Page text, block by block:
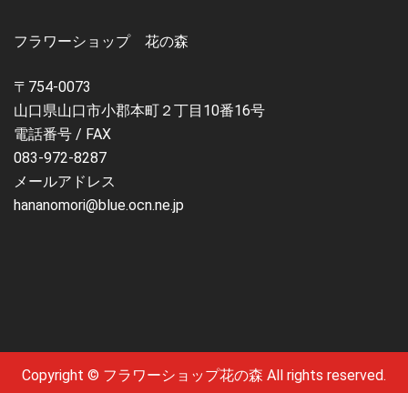
フラワーショップ 花の森
〒754-0073
山口県山口市小郡本町２丁目10番16号
電話番号 / FAX
083-972-8287
メールアドレス
hananomori@blue.ocn.ne.jp
Copyright © フラワーショップ花の森 All rights reserved.